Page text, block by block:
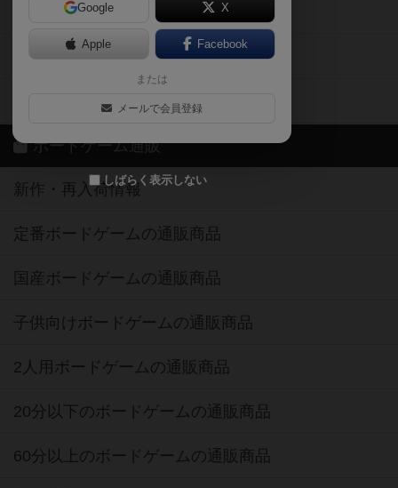
Google X
Apple Facebook
または
メールで会員登録
しばらく表示しない
ボドとも・会員一覧
ボードゲーム業界コラム
ボドゲーマご利用案内
ボードゲーム通販
新作・再入荷情報
定番ボードゲームの通販商品
国産ボードゲームの通販商品
子供向けボードゲームの通販商品
2人用ボードゲームの通販商品
20分以下のボードゲームの通販商品
60分以上のボードゲームの通販商品